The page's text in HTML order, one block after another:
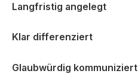
Langfristig angelegt
Klar differenziert
Glaubwürdig kommuniziert